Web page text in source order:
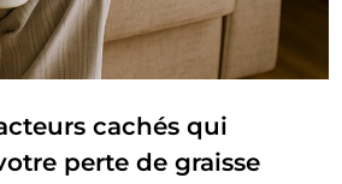
cachés qui
perte de graisse